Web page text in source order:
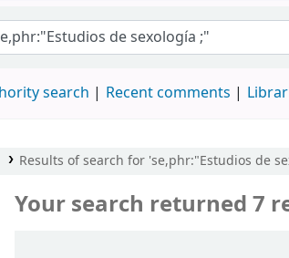
search Recent comments
Results of search for 'se,phr:"Estudios de
Your search returned 7